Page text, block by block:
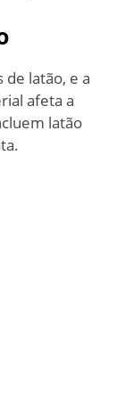
latão, e a
afeta a
latão